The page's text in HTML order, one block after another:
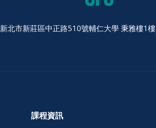
新北市新莊區中正路510號輔仁大學 秉雅樓1樓
課程資訊